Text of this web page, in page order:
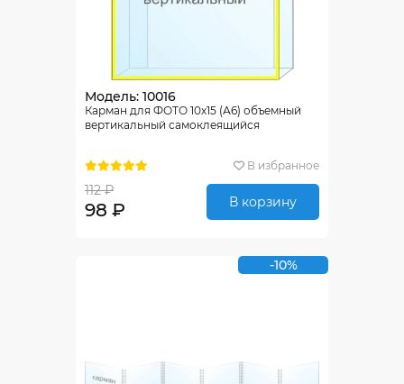
Модель: 10016
Карман для ФОТО 10х15 (А6) объемный
вертикальный самоклеящийся
В избранное
112 ₽
98 ₽ В корзину
-10%